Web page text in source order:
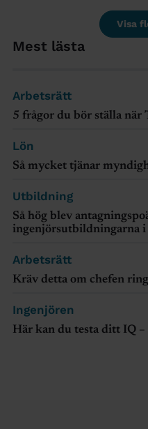
Visa
Mest lästa
Arbetsrätt
5 frågor du bör ställa när
Lön
Så mycket tjänar
Utbildning
Så hög blev
ingenjörsutbildningarna i
Arbetsrätt
Kräv detta om chefen
Ingenjören
Här kan du testa ditt IQ –